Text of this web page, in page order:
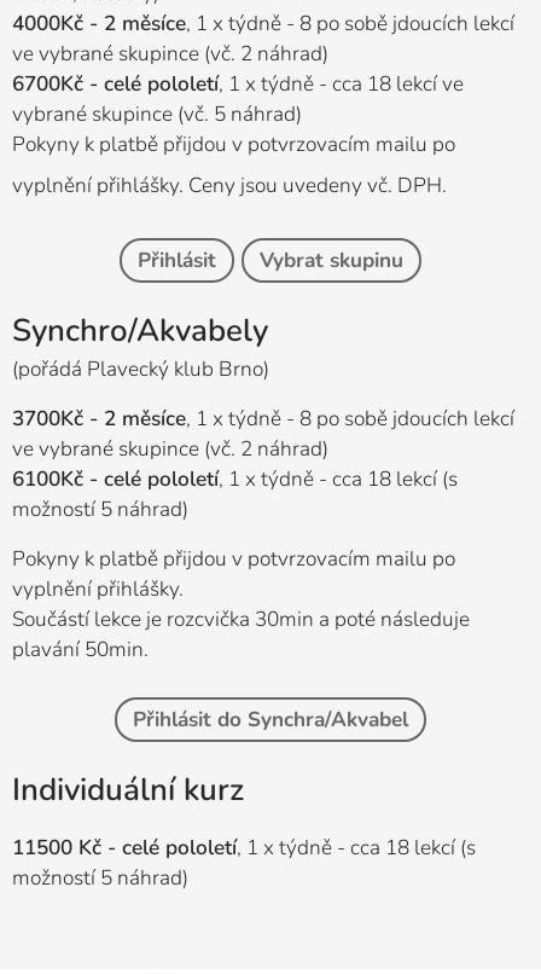
4000Kč - 2 měsíce, 1 x týdně - 8 po sobě jdoucích lekcí
ve vybrané skupince (vč. 2 náhrad)
6700Kč - celé pololetí, 1 x týdně - cca 18 lekcí ve
vybrané skupince (vč. 5 náhrad)
Pokyny k platbě přijdou v potvrzovacím mailu po
vyplnění přihlášky. Ceny jsou uvedeny vč. DPH.
Přihlásit Vybrat skupinu
Synchro/Akvabely
(pořádá Plavecký klub Brno)
3700Kč - 2 měsíce, 1 x týdně - 8 po sobě jdoucích lekcí
ve vybrané skupince (vč. 2 náhrad)
6100Kč - celé pololetí, 1 x týdně - cca 18 lekcí (s
možností 5 náhrad)
Pokyny k platbě přijdou v potvrzovacím mailu po
vyplnění přihlášky.
Součástí lekce je rozcvička 30min a poté následuje
plavání 50min.
Přihlásit do Synchra/Akvabel
Individuální kurz
11500 Kč - celé pololetí, 1 x týdně - cca 18 lekcí (s
možností 5 náhrad)